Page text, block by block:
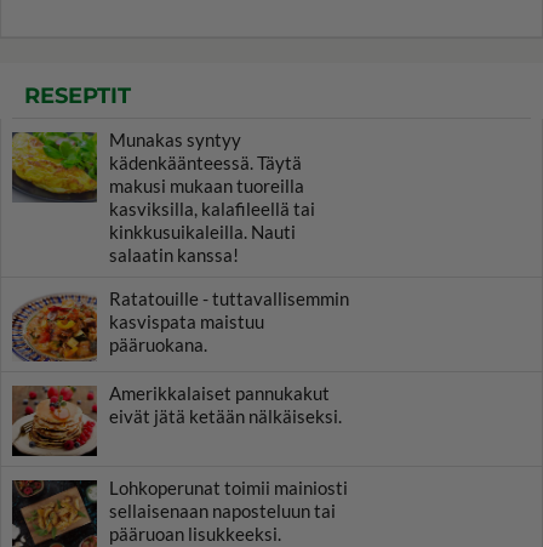
RESEPTIT
Munakas syntyy
kädenkäänteessä. Täytä
makusi mukaan tuoreilla
kasviksilla, kalafileellä tai
kinkkusuikaleilla. Nauti
salaatin kanssa!
Ratatouille - tuttavallisemmin
kasvispata maistuu
pääruokana.
Amerikkalaiset pannukakut
eivät jätä ketään nälkäiseksi.
Lohkoperunat toimii mainiosti
sellaisenaan naposteluun tai
pääruoan lisukkeeksi.